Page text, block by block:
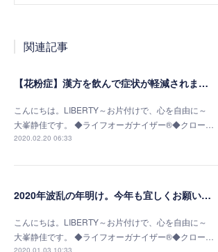
関連記事
【花粉症】漢方を飲んで症状が軽減されました
こんにちは。LIBERTY～お片付けで、心を自由に～
大峯静佳です。 ◆ライフオーガナイザー®◆クロー…
2020.02.20 06:33
2020年波乱の年明け。今年も宜しくお願いします。
こんにちは。LIBERTY～お片付けで、心を自由に～
大峯静佳です。 ◆ライフオーガナイザー®◆クロー…
2020.01.03 10:33